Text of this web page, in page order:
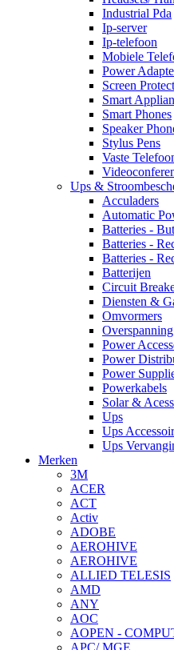
Industrial Pda
Ip-server
Ip-telefoon
Mobiele
Power
Screen
Smart
Smart Phones
Speaker
Stylus Pens
Vaste
Ups &
Acculaders
Automatic
Batteries -
Batteries -
Batteries -
Batterijen
Circuit
Diensten &
Omvormers
Power
Power
Power
Powerkabels
Solar &
Ups
Ups
Ups
Merken
3M
ACER
ACT
Activ
ADOBE
AEROHIVE
AEROHIVE
ALLIED TELESIS
AMD
ANY
AOC
AOPEN -
APC/ MGE